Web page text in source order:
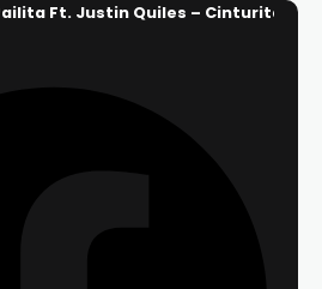
Ft. Justin Quiles – Cinturita